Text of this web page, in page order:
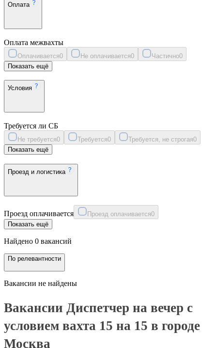
Оплата
Оплата межвахты
Оплачивается0 Не оплачивается0 Частично0
Показать ещё
Условия
Требуется ли СБ
Не требуется0 Требуется0 Требуется, не строгая0
Показать ещё
Проезд и логистика
Проезд оплачивается Проезд оплачивается0
Показать ещё
Найдено 0 вакансий
По релевантности
Вакансии не найдены
Вакансии Диспетчер на вечер с
условием вахта 15 на 15 в городе
Москва